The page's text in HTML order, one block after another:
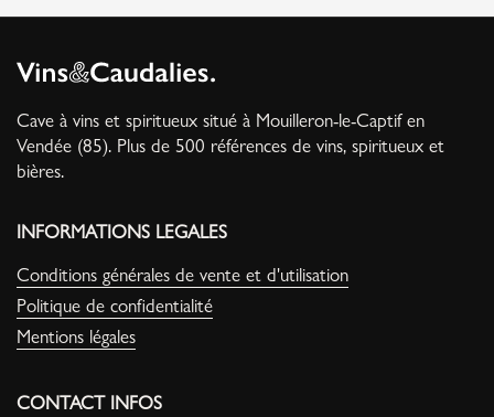
Cave à vins et spiritueux situé à Mouilleron-le-Captif en
Vendée (85). Plus de 500 références de vins, spiritueux et
bières.
INFORMATIONS LEGALES
Conditions générales de vente et d'utilisation
Politique de confidentialité
Mentions légales
CONTACT INFOS